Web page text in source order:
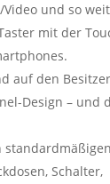
und so
mit der
auf den Besitzer
Design – und
Schalter,